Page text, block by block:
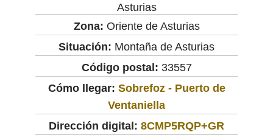
Asturias
Zona: Oriente de Asturias
Situación: Montaña de Asturias
Código postal: 33557
Cómo llegar: Sobrefoz - Puerto de
Ventaniella
Dirección digital: 8CMP5RQP+GR